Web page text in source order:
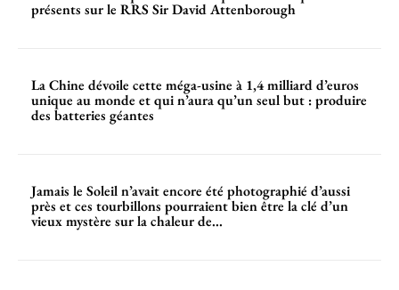
présents sur le RRS Sir David Attenborough
La Chine dévoile cette méga-usine à 1,4 milliard d’euros
unique au monde et qui n’aura qu’un seul but : produire
des batteries géantes
Jamais le Soleil n’avait encore été photographié d’aussi
près et ces tourbillons pourraient bien être la clé d’un
vieux mystère sur la chaleur de...